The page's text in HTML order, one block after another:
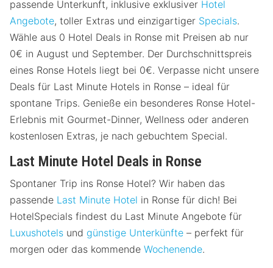
passende Unterkunft, inklusive exklusiver Hotel
Angebote, toller Extras und einzigartiger Specials.
Wähle aus 0 Hotel Deals in Ronse mit Preisen ab nur
0€ in August und September. Der Durchschnittspreis
eines Ronse Hotels liegt bei 0€. Verpasse nicht unsere
Deals für Last Minute Hotels in Ronse – ideal für
spontane Trips. Genieße ein besonderes Ronse Hotel-
Erlebnis mit Gourmet-Dinner, Wellness oder anderen
kostenlosen Extras, je nach gebuchtem Special.
Last Minute Hotel Deals in Ronse
Spontaner Trip ins Ronse Hotel? Wir haben das
passende Last Minute Hotel in Ronse für dich! Bei
HotelSpecials findest du Last Minute Angebote für
Luxushotels und günstige Unterkünfte – perfekt für
morgen oder das kommende Wochenende.